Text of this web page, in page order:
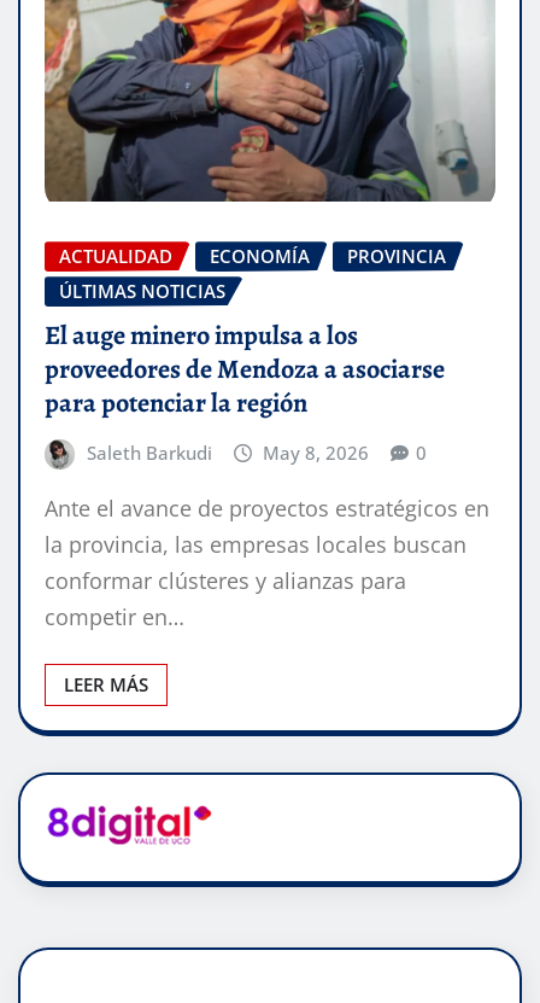
ACTUALIDAD ECONOMÍA
PROVINCIA
ÚLTIMAS NOTICIAS
El auge minero impulsa a los
proveedores de Mendoza a asociarse
para potenciar la región
Saleth Barkudi May 8, 2026 0
Ante el avance de proyectos estratégicos en
la provincia, las empresas locales buscan
conformar clústeres y alianzas para
competir en…
LEER MÁS